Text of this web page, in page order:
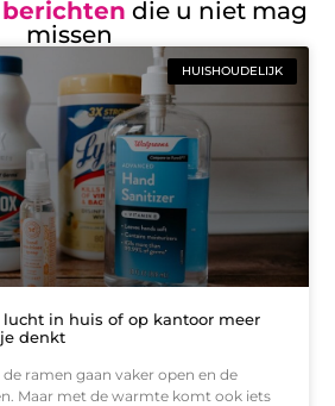
die u niet mag
missen
HUISHOUDELIJK
in huis of op kantoor meer
denkt
ramen gaan vaker open en de
Maar met de warmte komt ook iets